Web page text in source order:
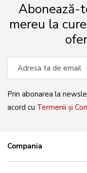
mereu la
Prin abonarea la
acord cu Termenii și
Compania